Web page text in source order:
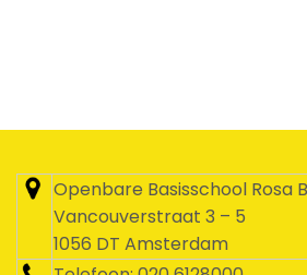
Openbare Basisschool Rosa
Vancouverstraat 3 – 5
1056 DT Amsterdam